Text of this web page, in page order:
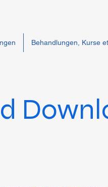
Behandlungen, Kurse